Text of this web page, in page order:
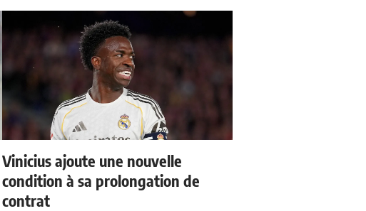
Vinicius ajoute une nouvelle
condition à sa prolongation de
contrat